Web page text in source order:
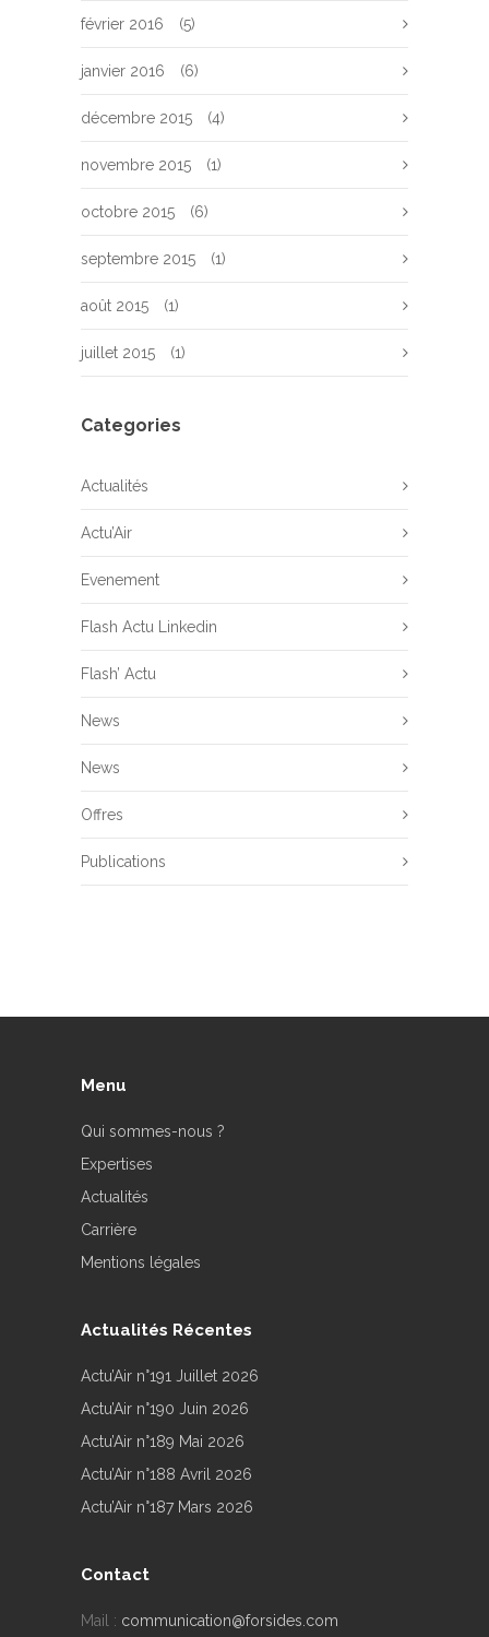
février 2016 (5)
janvier 2016 (6)
décembre 2015 (4)
novembre 2015 (1)
octobre 2015 (6)
septembre 2015 (1)
août 2015 (1)
juillet 2015 (1)
Categories
Actualités
Actu’Air
Evenement
Flash Actu Linkedin
Flash’ Actu
News
News
Offres
Publications
Menu
Qui sommes-nous ?
Expertises
Actualités
Carrière
Mentions légales
Actualités Récentes
Actu’Air n°191 Juillet 2026
Actu’Air n°190 Juin 2026
Actu’Air n°189 Mai 2026
Actu’Air n°188 Avril 2026
Actu’Air n°187 Mars 2026
Contact
Mail : communication@forsides.com